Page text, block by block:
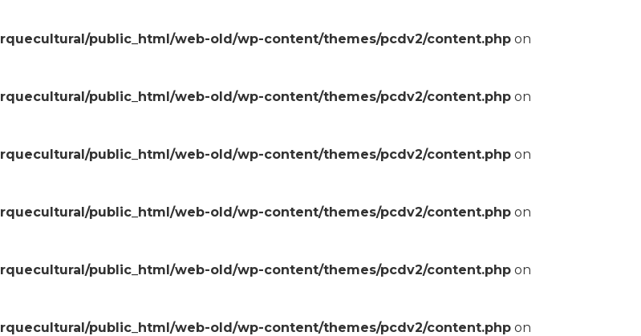
public_html/web-old/wp-content/themes/pcdv2/content.php on
public_html/web-old/wp-content/themes/pcdv2/content.php on
public_html/web-old/wp-content/themes/pcdv2/content.php on
public_html/web-old/wp-content/themes/pcdv2/content.php on
public_html/web-old/wp-content/themes/pcdv2/content.php on
public_html/web-old/wp-content/themes/pcdv2/content.php on